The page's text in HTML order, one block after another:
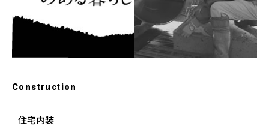
Construction
住宅内装